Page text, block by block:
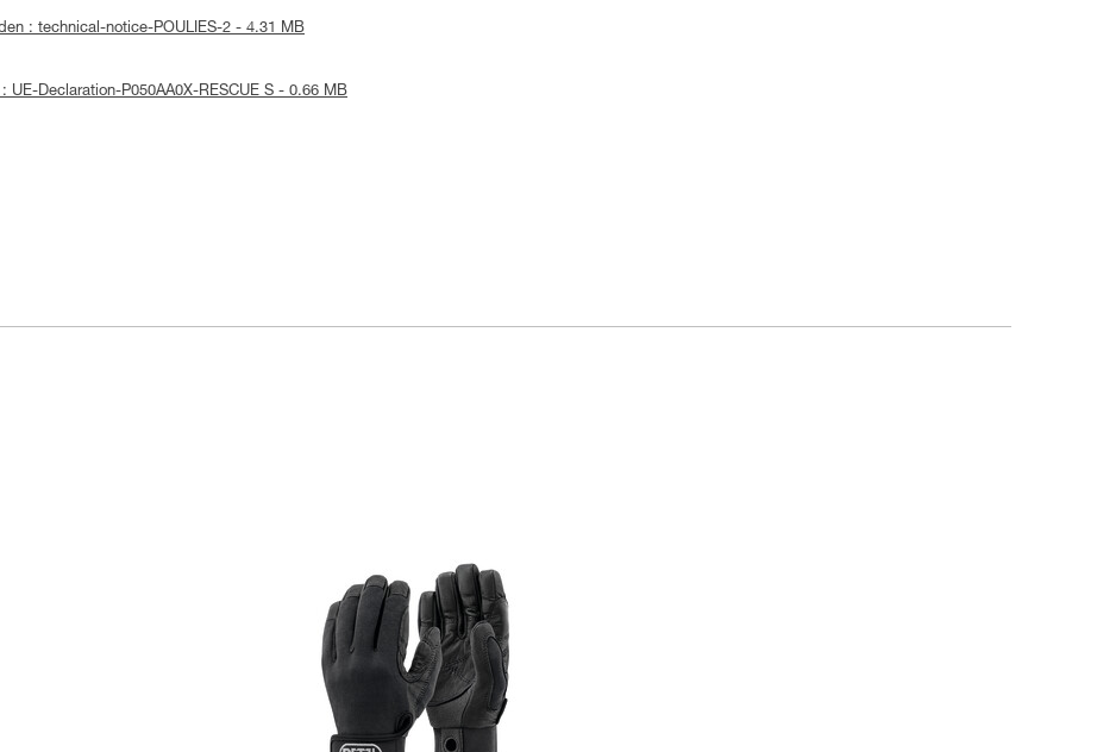
: technical-notice-POULIES-2 - 4.31 MB
UE-Declaration-P050AA0X-RESCUE S - 0.66 MB